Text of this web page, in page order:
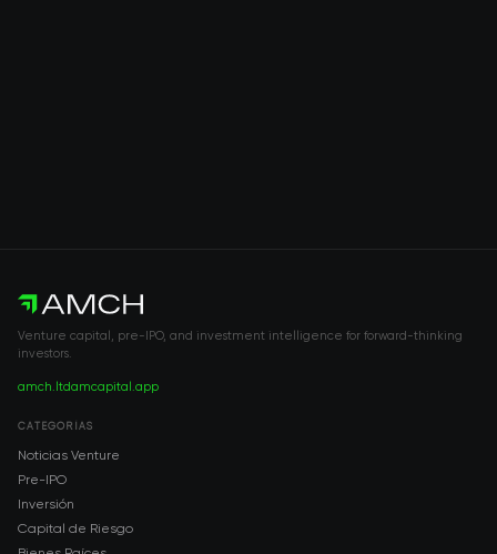
Venture capital, pre-IPO, and investment intelligence for forward-thinking
investors.
amch.ltdamcapital.app
CATEGORÍAS
Noticias Venture
Pre-IPO
Inversión
Capital de Riesgo